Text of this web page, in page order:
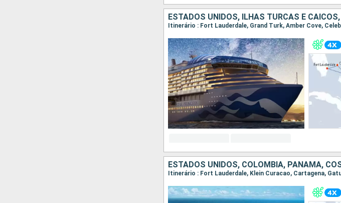
ESTADOS UNIDOS, ILHAS TURCAS E
Itinerário : Fort Lauderdale, Grand Turk, Amber Cove,
ESTADOS UNIDOS, COLÔMBIA, PANAMA,